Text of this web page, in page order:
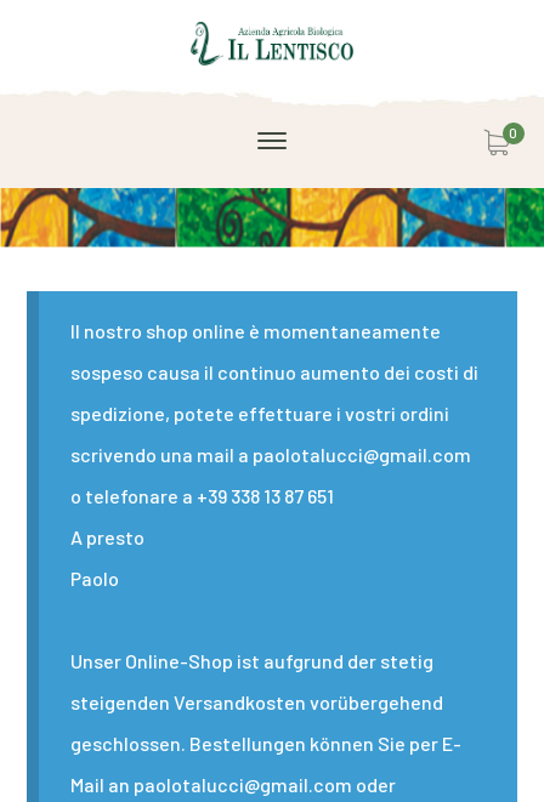
0
Il nostro shop online è momentaneamente
sospeso causa il continuo aumento dei costi di
spedizione, potete effettuare i vostri ordini
scrivendo una mail a paolotalucci@gmail.com
o telefonare a +39 338 13 87 651
A presto
Paolo
Unser Online-Shop ist aufgrund der stetig
steigenden Versandkosten vorübergehend
geschlossen. Bestellungen können Sie per E-
Mail an paolotalucci@gmail.com oder